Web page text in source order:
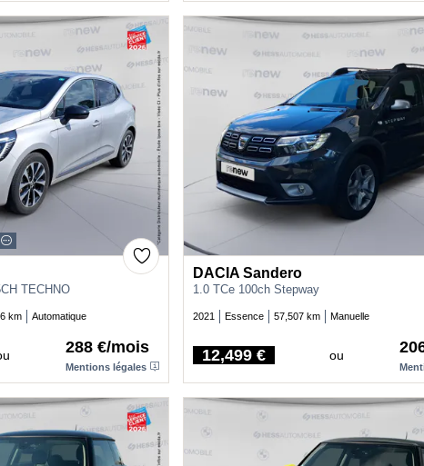
TECHNO
km Automatique
288 €/mois
Mentions légales
DACIA Sandero
1.0 TCe 100ch Stepway
2021 Essence 57,507 km Manuelle
Price
12,499 € ou